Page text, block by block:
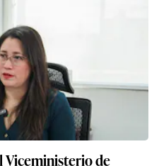
vuelve al Mincetur